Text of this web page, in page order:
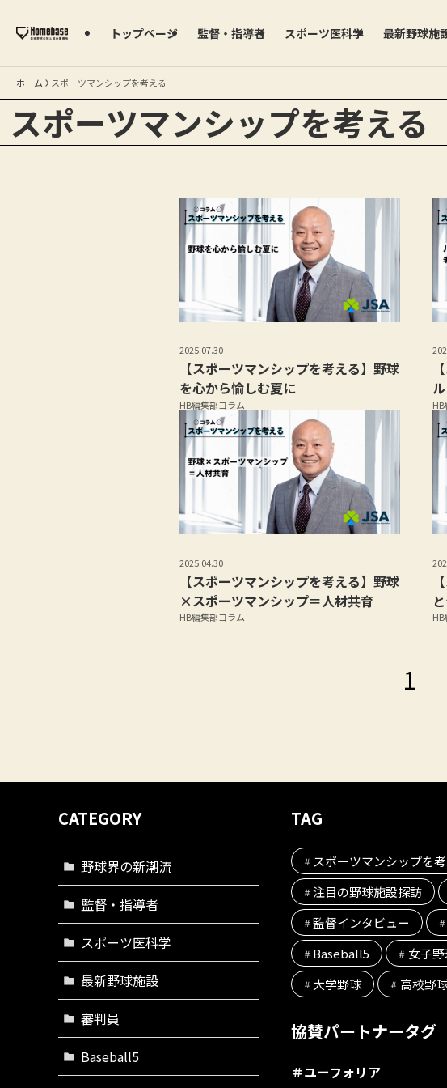
トップページ 監督・指導者 スポーツ医科学 最新野球施
ホーム スポーツマンシップを考える
スポーツマンシップを考える
2025.07.30
【スポーツマンシップを考える】野球
を心から愉しむ夏に
HB編集部コラム
2025.04.30
【スポーツマンシップを考える】野球
×スポーツマンシップ＝人材共育
HB編集部コラム
1
CATEGORY
野球界の新潮流
監督・指導者
スポーツ医科学
最新野球施設
審判員
Baseball5
TAG
スポーツマンシップを
注目の野球施設探訪
監督インタビュー
Baseball5
女子
大学野球
高校野
協賛パートナータグ
＃ユーフォリア